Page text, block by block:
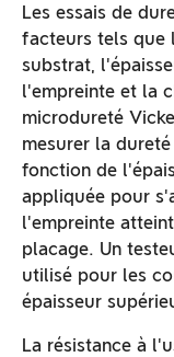
Les essais de
facteurs tels que
substrat,
l'empreinte et la
microdureté
mesurer la
fonction de
appliquée pour
l'empreinte
placage. Un
utilisé pour les
épaisseur
La résistance à